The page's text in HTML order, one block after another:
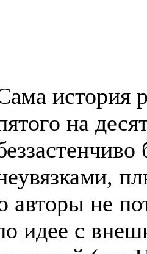
история
на
авторы не
идее с